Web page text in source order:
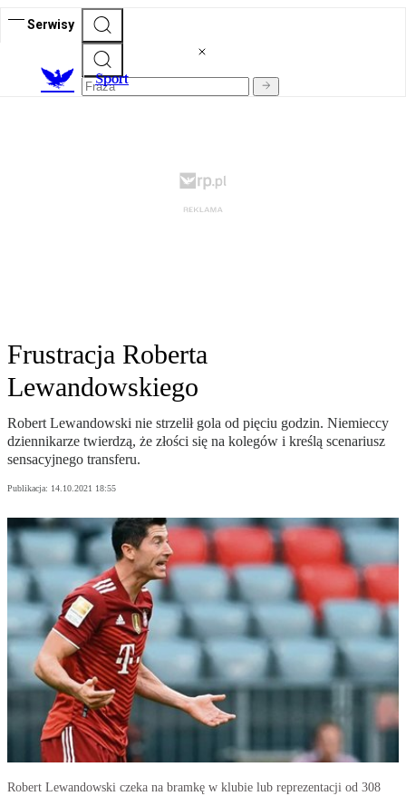
Serwisy
Sport
Frustracja Roberta
Lewandowskiego
Robert Lewandowski nie strzelił gola od pięciu godzin. Niemieccy
dziennikarze twierdzą, że złości się na kolegów i kreślą scenariusz
sensacyjnego transferu.
Publikacja: 14.10.2021 18:55
Robert Lewandowski czeka na bramkę w klubie lub reprezentacji od 308